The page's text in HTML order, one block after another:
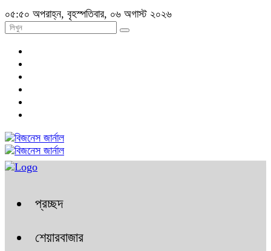
০৫:৫০ অপরাহ্ন, বৃহস্পতিবার, ০৬ অগাস্ট ২০২৬
প্রচ্ছদ
শেয়ারবাজার